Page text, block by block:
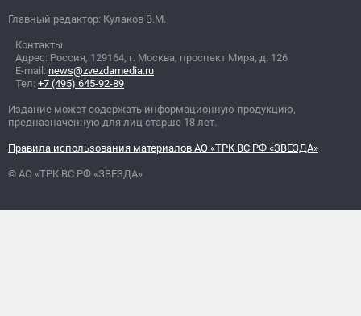
Главный редактор: Кулаков В.М.
Контакты
Адрес: Россия, 129164, г. Москва, проспект Мира, д. 126
E-mail: news@zvezdamedia.ru
Тел: +7 (495) 645-92-89
Издание может содержать информационную продукцию,
предназначенную для лиц старше 18 лет.
Правила использования материалов АО «ТРК ВС РФ «ЗВЕЗДА»
© АО «ТРК ВС РФ «ЗВЕЗДА»